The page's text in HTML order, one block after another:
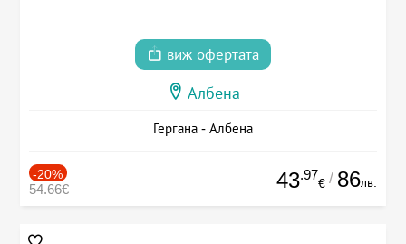
виж офертата
Албена
Гергана - Албена
-20%
54.66€ 43.97
€ / 86лв.